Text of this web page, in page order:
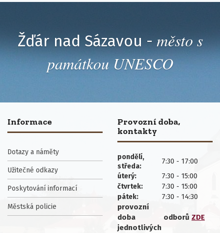
Žďár nad Sázavou - město s
památkou UNESCO
Informace
Dotazy a náměty
Užitečné odkazy
Poskytování informací
Městská policie
Provozní doba,
kontakty
pondělí,
středa:
7:30 - 17:00
úterý: 7:30 - 15:00
čtvrtek: 7:30 - 15:00
pátek:
7:30 - 14:30
provozní
doba
jednotlivých
odborů ZDE